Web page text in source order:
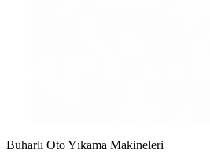
Buharlı Oto Yıkama Makineleri